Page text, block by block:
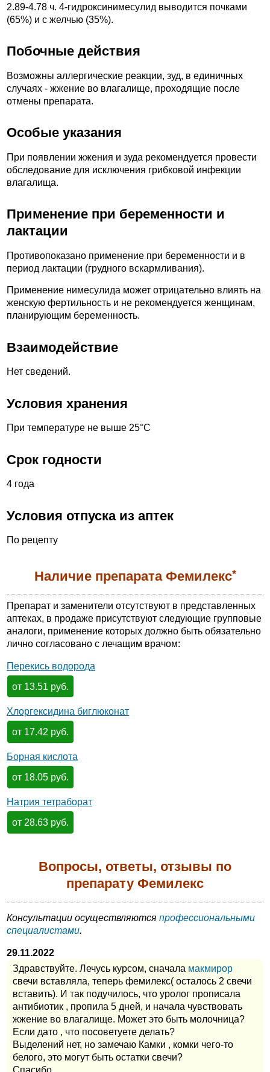
2.89-4.78 ч. 4-гидроксинимесулид выводится почками
(65%) и с желчью (35%).
Побочные действия
Возможны аллергические реакции, зуд, в единичных
случаях - жжение во влагалище, проходящие после
отмены препарата.
Особые указания
При появлении жжения и зуда рекомендуется провести
обследование для исключения грибковой инфекции
влагалища.
Применение при беременности и
лактации
Противопоказано применение при беременности и в
период лактации (грудного вскармливания).
Применение нимесулида может отрицательно влиять на
женскую фертильность и не рекомендуется женщинам,
планирующим беременность.
Взаимодействие
Нет сведений.
Условия хранения
При температуре не выше 25°С
Срок годности
4 года
Условия отпуска из аптек
По рецепту
Наличие препарата Фемилекс*
Препарат и заменители отсутствуют в представленных
аптеках, в продаже присутствуют следующие групповые
аналоги, применение которых должно быть обязательно
лично согласовано с лечащим врачом:
Перекись водорода
от 13.51 руб.
Хлоргексидина биглюконат
от 17.42 руб.
Борная кислота
от 18.05 руб.
Натрия тетраборат
от 28.63 руб.
Вопросы, ответы, отзывы по
препарату Фемилекс
Консультации осуществляются профессиональными
специалистами.
29.11.2022
Здравствуйте. Лечусь курсом, сначала макмирор
свечи вставляла, теперь фемилекс( осталось 2 свечи
вставить). И так подучилось, что уролог прописала
антибиотик , пропила 5 дней, и начала чувствовать
жжение во влагалище. Может это быть молочница?
Если дато , что посоветуете делать?
Выделений нет, но замечаю Камки , комки чего-то
белого, это могут быть остатки свечи?
Спасибо.